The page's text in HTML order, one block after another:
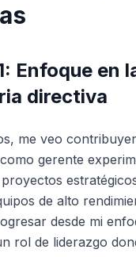
Enfoque en
directiva
me veo
gerente
de alto
desde mi
rol de liderazgo